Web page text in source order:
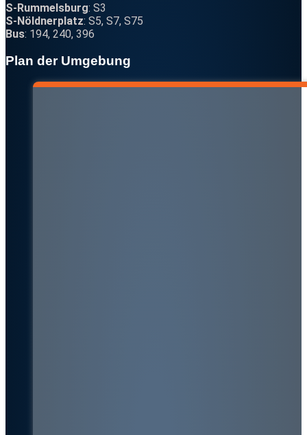
S-Rummelsburg: S3
S-Nöldnerplatz: S5, S7, S75
Bus: 194, 240, 396
Plan der Umgebung